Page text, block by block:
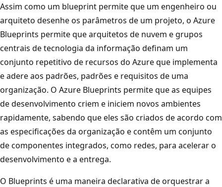
Assim como um blueprint permite que um engenheiro ou
arquiteto desenhe os parâmetros de um projeto, o Azure
Blueprints permite que arquitetos de nuvem e grupos
centrais de tecnologia da informação definam um
conjunto repetitivo de recursos do Azure que implementa
e adere aos padrões, padrões e requisitos de uma
organização. O Azure Blueprints permite que as equipes
de desenvolvimento criem e iniciem novos ambientes
rapidamente, sabendo que eles são criados de acordo com
as especificações da organização e contêm um conjunto
de componentes integrados, como redes, para acelerar o
desenvolvimento e a entrega.
O Blueprints é uma maneira declarativa de orquestrar a